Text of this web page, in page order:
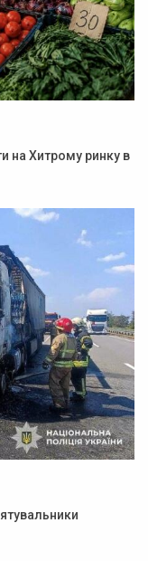
на Хитрому ринку в